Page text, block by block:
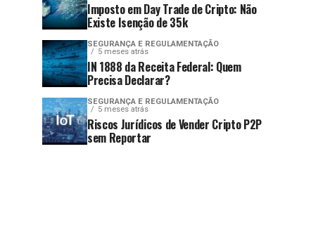
Imposto em Day Trade de Cripto: Não
Existe Isenção de 35k
SEGURANÇA E REGULAMENTAÇÃO
5 meses atrás
IN 1888 da Receita Federal: Quem
Precisa Declarar?
SEGURANÇA E REGULAMENTAÇÃO
5 meses atrás
Riscos Jurídicos de Vender Cripto P2P
sem Reportar